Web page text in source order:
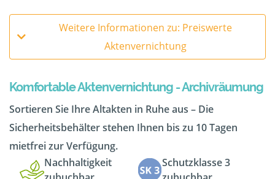
Weitere Informationen zu: Preiswerte
Aktenvernichtung
Komfortable Aktenvernichtung - Archivräumung
Sortieren Sie Ihre Altakten in Ruhe aus – Die
Sicherheitsbehälter stehen Ihnen bis zu 10 Tagen
mietfrei zur Verfügung.
Nachhaltigkeit
Schutzklasse 3